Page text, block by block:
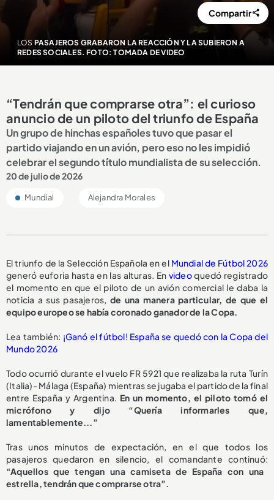
LOS PASAJEROS GRABARON LA REACCIÓN Y LA SUBIERON A
REDES SOCIALES. FOTO: TOMADA DE VIDEO
Compartir
“Tendrán que comprarse otra”: el curioso
anuncio de un piloto del triunfo de España
Un grupo de hinchas españoles tuvo que pasar el
partido viajando en un avión, pero eso no les impidió
celebrar el segundo título mundialista de su selección.
20 de julio de 2026
Mundial Alejandra Morales
El triunfo de la Selección Española en elMundial de Fútbol 2026
generó euforia hasta en las alturas. En videoquedó registrado
el momento en que el piloto de un avión comercial le daba la
noticia a sus pasajeros, de una manera particular, de que el
equipo europeo se había coronado ganador de la Copa.
Lea también: ¡Ganó el fútbol! España se quedó con la Copa del
Mundo 2026
Todo ocurrió durante el vuelo FR 5921 que realizaba la ruta Turín
(Italia)- Málaga (España) mientras se jugaba el partido de la final
entre España y Argentina. En un momento, el piloto tomó el
micrófono y dijo “Quería informarles que,
lamentablemente...”
Tras unos minutos de expectación, en el que todos los
pasajeros quedaron en silencio, el comandante continuó:
“Aquellos que tengan una camiseta de España con una
estrella, tendrán que comprarse otra”.